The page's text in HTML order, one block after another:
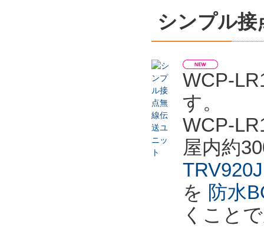
シンプル接
WCP-
す。
WCP-
屋内約
TRV920J
を 防水
くこと